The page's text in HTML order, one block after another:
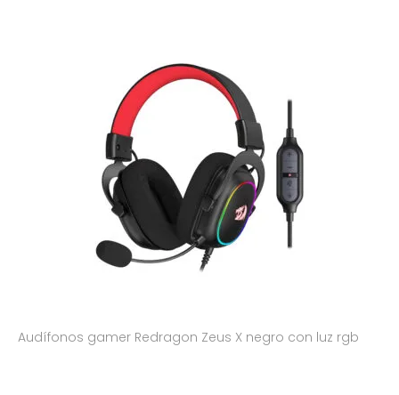
Audífonos gamer Redragon Zeus X negro con luz rgb